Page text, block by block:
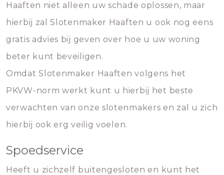
Haaften niet alleen uw schade oplossen, maar
hierbij zal Slotenmaker Haaften u ook nog eens
gratis advies bij geven over hoe u uw woning
beter kunt beveiligen.
Omdat Slotenmaker Haaften volgens het
PKVW-norm werkt kunt u hierbij het beste
verwachten van onze slotenmakers en zal u zich
hierbij ook erg veilig voelen.
Spoedservice
Heeft u zichzelf buitengesloten en kunt het